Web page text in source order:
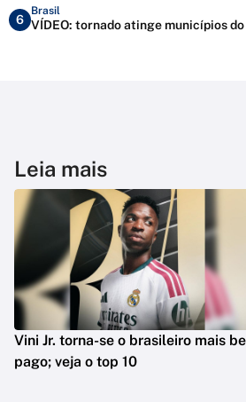
6
Brasil
VÍDEO: tornado atinge municípios
Leia mais
Vini Jr. torna-se o brasileiro mais
pago; veja o top 10